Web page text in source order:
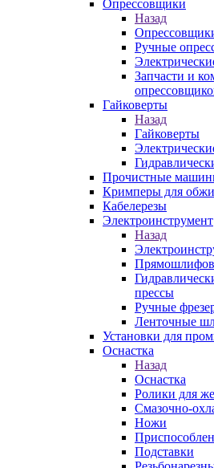
Опрессовщики
Назад
Ручные
Запчасти и
Гайковерты
Назад
Гайковерты
Прочистные
Кримперы для
Кабелерезы
Электроинструмент
Назад
прессы
Ручные
Ленточные
Установки для
Оснастка
Назад
Оснастка
Ролики для
Смазочно-
Ножи
Подставки